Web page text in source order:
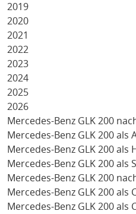
2019
2020
2021
2022
2023
2024
2025
2026
Mercedes-Benz GLK 200
Mercedes-Benz GLK 200 als
Mercedes-Benz GLK 200 als
Mercedes-Benz GLK 200 als
Mercedes-Benz GLK 200
Mercedes-Benz GLK 200 als
Mercedes-Benz GLK 200 als